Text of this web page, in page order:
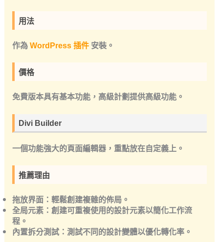
用法
作為WordPress 插件安裝。
價格
免費版本具有基本功能，高級計劃提供高級功能。
Divi Builder
一個功能強大的頁面編輯器，重點放在自定義上。
推薦理由
拖放界面：輕鬆創建複雜的佈局。
全局元素：創建可重複使用的設計元素以簡化工作流
程。
內置拆分測試：測試不同的設計變體以優化轉化率。